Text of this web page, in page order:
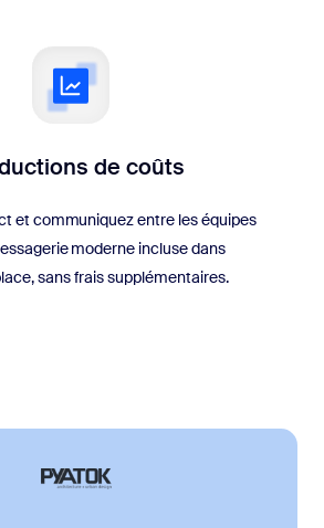
de coûts
et communiquez entre les équipes
moderne incluse dans
sans frais supplémentaires.